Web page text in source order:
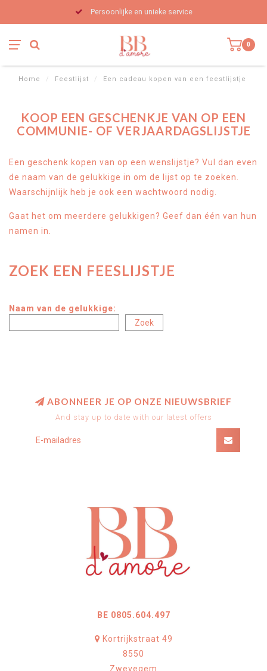
Persoonlijke en unieke service
0
Home / Feestlijst / Een cadeau kopen van een feestlijstje
KOOP EEN GESCHENKJE VAN OP EEN
COMMUNIE- OF VERJAARDAGSLIJSTJE
Een geschenk kopen van op een wenslijstje? Vul dan even
de naam van de gelukkige in om de lijst op te zoeken.
Waarschijnlijk heb je ook een wachtwoord nodig.
Gaat het om meerdere gelukkigen? Geef dan één van hun
namen in.
ZOEK EEN FEESLIJSTJE
Naam van de gelukkige:
ABONNEER JE OP ONZE NIEUWSBRIEF
And stay up to date with our latest offers
BE 0805.604.497
Kortrijkstraat 49
8550
Zwevegem